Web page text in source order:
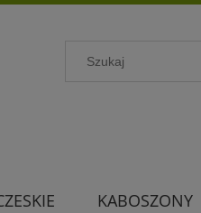
KABOSZONY